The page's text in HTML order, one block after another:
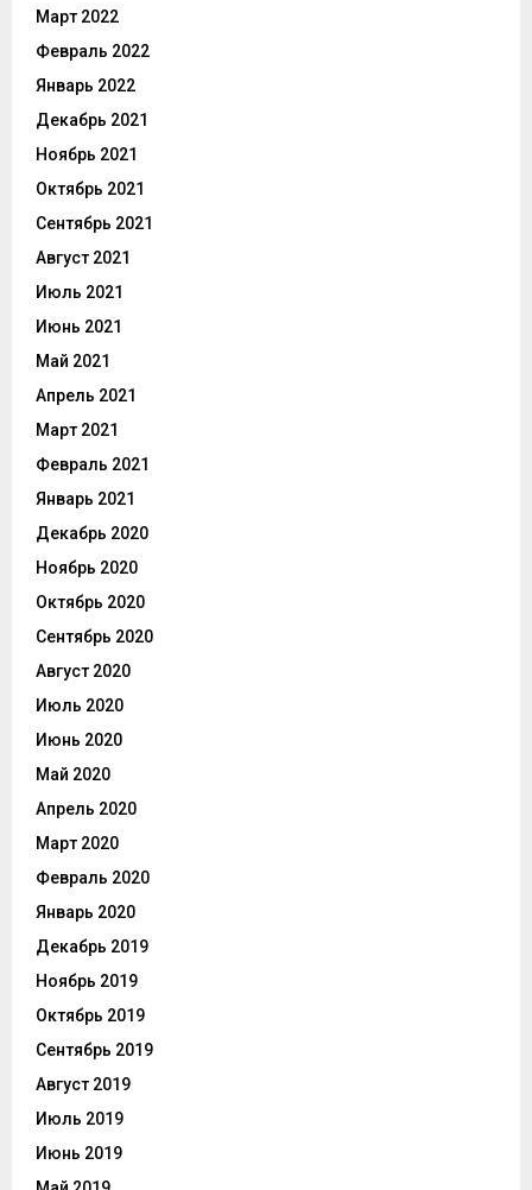
Март 2022
Февраль 2022
Январь 2022
Декабрь 2021
Ноябрь 2021
Октябрь 2021
Сентябрь 2021
Август 2021
Июль 2021
Июнь 2021
Май 2021
Апрель 2021
Март 2021
Февраль 2021
Январь 2021
Декабрь 2020
Ноябрь 2020
Октябрь 2020
Сентябрь 2020
Август 2020
Июль 2020
Июнь 2020
Май 2020
Апрель 2020
Март 2020
Февраль 2020
Январь 2020
Декабрь 2019
Ноябрь 2019
Октябрь 2019
Сентябрь 2019
Август 2019
Июль 2019
Июнь 2019